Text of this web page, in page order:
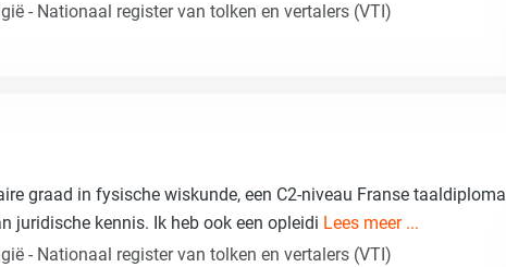
- Nationaal register van tolken en vertalers (VTI)
graad in fysische wiskunde, een C2-niveau Franse taaldiploma
juridische kennis. Ik heb ook een opleidi Lees meer ...
- Nationaal register van tolken en vertalers (VTI)